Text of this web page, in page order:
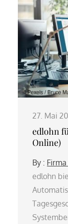
27. Mai
edlohn
Online)
By :
edlohn